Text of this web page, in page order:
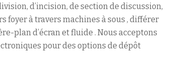
d’incision, de section de discussion,
foyer à travers machines à sous , différer
plan d’écran et fluide . Nous acceptons
pour des options de dépôt